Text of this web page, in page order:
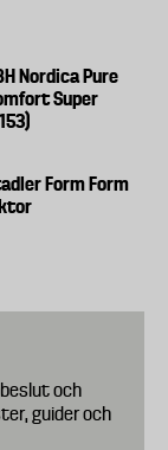
Nordica Pure
Super
Form Form
och
guider och